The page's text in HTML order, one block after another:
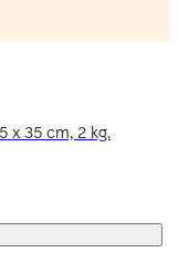
x 35 cm, 2 kg.